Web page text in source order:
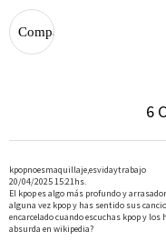
6
kpopnoesmaquillaje,esvidaytrabajo
20/04/2025 15:21hs.
El kpop es algo más profundo y
alguna vez kpop y has sentido sus
encarcelado cuando escuchas kpop y
absurda en wikipedia?